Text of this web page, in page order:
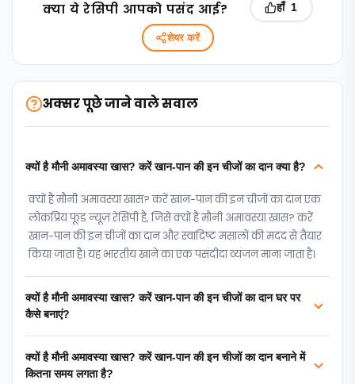
क्‍या ये रेसिपी आपको पसंद आई? हाँ 1
शेयर करें
अक्सर पूछे जाने वाले सवाल
क्यों है मौनी अमावस्या खास? करें खान-पान की इन चीजों का दान क्या है?
क्यों है मौनी अमावस्या खास? करें खान-पान की इन चीजों का दान एक
लोकप्रिय फूड न्‍यूज़ रेसिपी है, जिसे क्यों है मौनी अमावस्या खास? करें
खान-पान की इन चीजों का दान और स्वादिष्ट मसालों की मदद से तैयार
किया जाता है। यह भारतीय खाने का एक पसंदीदा व्यंजन माना जाता है।
क्यों है मौनी अमावस्या खास? करें खान-पान की इन चीजों का दान घर पर
कैसे बनाएं?
क्यों है मौनी अमावस्या खास? करें खान-पान की इन चीजों का दान बनाने में
कितना समय लगता है?